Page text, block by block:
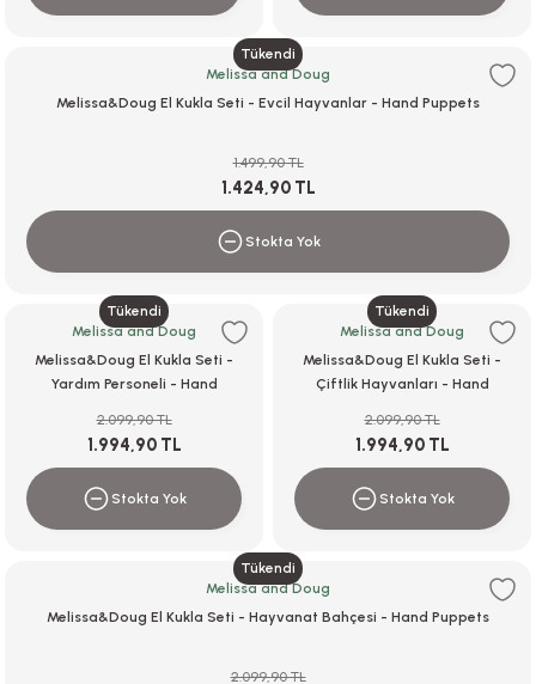
Tükendi
Melissa and Doug
Melissa&Doug El Kukla Seti - Evcil Hayvanlar - Hand Puppets
1.424,90 TL
1.499,90 TL
Stokta Yok
Tükendi
Melissa and Doug
Melissa&Doug El Kukla Seti -
Yardım Personeli - Hand
1.994,90 TL
2.099,90 TL
Stokta Yok
Tükendi
Melissa and Doug
Melissa&Doug El Kukla Seti -
Çiftlik Hayvanları - Hand
1.994,90 TL
2.099,90 TL
Stokta Yok
Tükendi
Melissa and Doug
Melissa&Doug El Kukla Seti - Hayvanat Bahçesi - Hand Puppets
2.099,90 TL